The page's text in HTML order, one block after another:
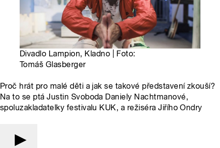
Divadlo Lampion, Kladno | Foto:
Tomáš Glasberger
Proč hrát pro malé děti a jak se takové představení zkouší?
Na to se ptá Justin Svoboda Daniely Nachtmanové,
spoluzakladatelky festivalu KUK, a režiséra Jiřího Ondry